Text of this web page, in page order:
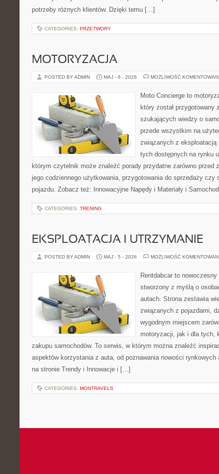
potrzeby różnych klientów. Dzięki temu […]
CATEGORIES: PRZETWORY
MOTORYZACJA
POSTED BY ADMIN MAJ - 6 - 2026 MOŻLIWOŚĆ
Moto Concierge to
który został przygotowany
szukających wiedzy o
przede wszystkim na
związanych z eksploatacją
tych dostępnych na rynku
którym czytelnik może znaleźć porady przydatne zarówno przed
jego codziennego użytkowania, przygotowania do sprzedaży czy
pojazdu. Zobacz też: Innowacyjne Napędy i Materiały i
CATEGORIES: TRENING
EKSPLOATACJA I UTRZYMANIE
POSTED BY ADMIN MAJ - 5 - 2026 MOŻLIWOŚĆ
Rentdabcar to
stworzony z myślą o
autach. Strona zestawia
związanych z pojazdami,
wygodnym miejscem
motoryzacji, jak i dla tych,
zakupu samochodów. To serwis, w którym można znaleźć
aspektów korzystania z auta, od poznawania nowości
na stronie Trendy i Innowacje i […]
CATEGORIES: MONTRAVELS